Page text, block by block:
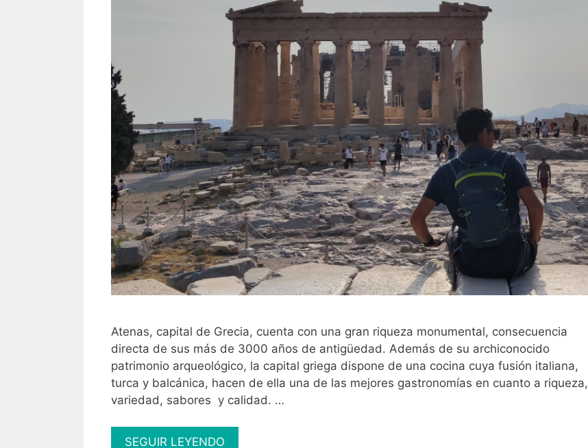
Atenas, capital de Grecia, cuenta con una gran riqueza monumental, consecuencia
directa de sus más de 3000 años de antigüedad. Además de su archiconocido
patrimonio arqueológico, la capital griega dispone de una cocina cuya fusión italiana,
turca y balcánica, hacen de ella una de las mejores gastronomías en cuanto a riqueza,
variedad, sabores y calidad. …
SEGUIR LEYENDO